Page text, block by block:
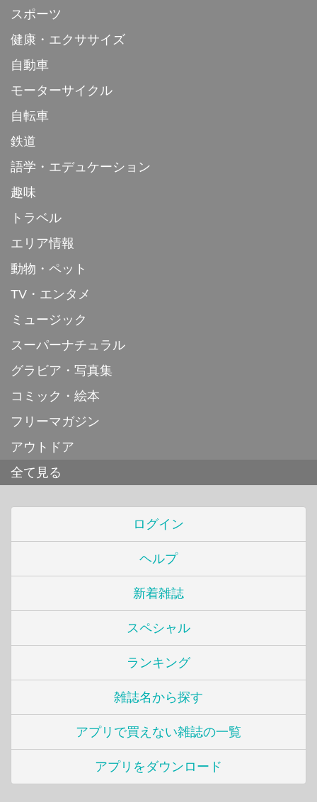
スポーツ
健康・エクササイズ
自動車
モーターサイクル
自転車
鉄道
語学・エデュケーション
趣味
トラベル
エリア情報
動物・ペット
TV・エンタメ
ミュージック
スーパーナチュラル
グラビア・写真集
コミック・絵本
フリーマガジン
アウトドア
全て見る
ログイン
ヘルプ
新着雑誌
スペシャル
ランキング
雑誌名から探す
アプリで買えない雑誌の一覧
アプリをダウンロード